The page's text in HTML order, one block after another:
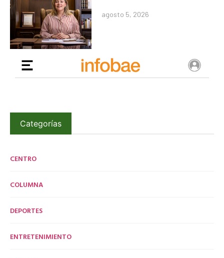
agosto 5, 2026
Categorías
CENTRO
COLUMNA
DEPORTES
ENTRETENIMIENTO